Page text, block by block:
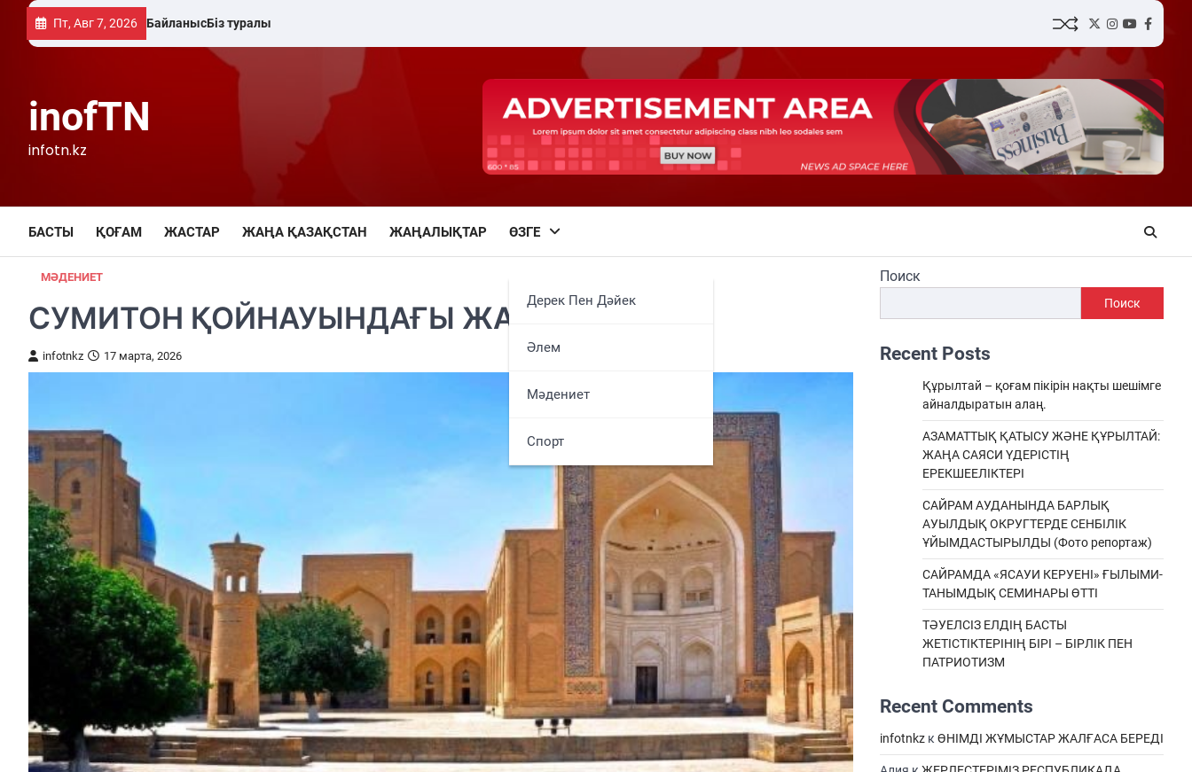
content
Пт, Авг 7, 2026 БайланысБіз туралы
TwitterInstagram
YouTube
inofTN
infotn.kz
БАСТЫ ҚОҒАМ ЖАСТАР ЖАҢА ҚАЗАҚСТАН ЖАҢАЛЫҚТАР ӨЗГЕ
Дерек Пен Дәйек
Әлем
Мәдениет
Спорт
МӘДЕНИЕТ
СУМИТОН ҚОЙНАУЫНДАҒЫ ЖАУҺАР
infotnkz 17 марта, 2026
Поиск
Поиск
Recent Posts
Құрылтай – қоғам пікірін нақты шешімге
айналдыратын алаң.
АЗАМАТТЫҚ ҚАТЫСУ ЖӘНЕ ҚҰРЫЛТАЙ:
ЖАҢА САЯСИ ҮДЕРІСТІҢ
ЕРЕКШEЕЛІКТЕРІ
САЙРАМ АУДАНЫНДА БАРЛЫҚ
АУЫЛДЫҚ ОКРУГТЕРДЕ СЕНБІЛІК
ҰЙЫМДАСТЫРЫЛДЫ (Фото репортаж)
САЙРАМДА «ЯСАУИ КЕРУЕНІ» ҒЫЛЫМИ-
ТАНЫМДЫҚ СЕМИНАРЫ ӨТТІ
ТӘУЕЛСІЗ ЕЛДІҢ БАСТЫ
ЖЕТІСТІКТЕРІНІҢ БІРІ – БІРЛІК ПЕН
ПАТРИОТИЗМ
Recent Comments
infotnkz к ӨНІМДІ ЖҰМЫСТАР ЖАЛҒАСА БЕРЕДІ